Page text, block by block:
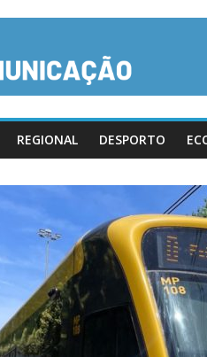
REGIONAL DESPORTO